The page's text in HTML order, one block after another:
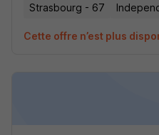
Strasbourg - 67
Cette offre n’est plus